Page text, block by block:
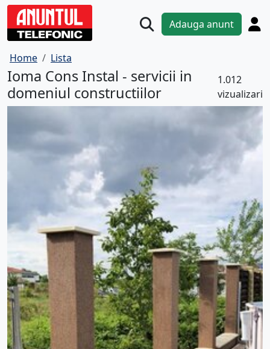
Adauga anunt
Home Lista
Ioma Cons Instal - servicii in
domeniul constructiilor
1.012
vizualizari